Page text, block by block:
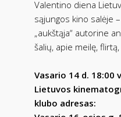
Valentino diena
sąjungos kino salėje
„aukštąja“ autorine
šalių, apie meilę,
Vasario 14 d. 18:00
Lietuvos
klubo adresas: